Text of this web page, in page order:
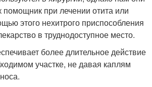
помощник при лечении отита или
этого нехитрого приспособления
в труднодоступное место.
более длительное действие
участке, не давая каплям